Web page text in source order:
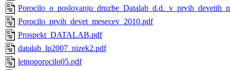
Porocilo_prvih_devet_mesecev_2010.pdf
Prospekt_DATALAB.pdf
datalab_lp2007_nizek2.pdf
letnoporocilo05.pdf